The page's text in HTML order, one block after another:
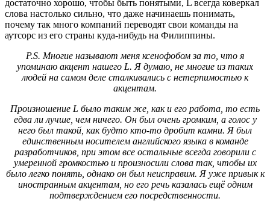
достаточно хорошо, чтобы быть понятыми, L всегда коверкал
слова настолько сильно, что даже начинаешь понимать,
почему так много компаний переводят свои команды на
аутсорс из его страны куда-нибудь на Филиппины.
P.S. Многие называют меня ксенофобом за то, что я
упоминаю акцент нашего L. Я думаю, не многие из таких
людей на самом деле сталкивались с нетерпимостью к
акцентам.
Произношение L было таким же, как и его работа, то есть
едва ли лучше, чем ничего. Он был очень громким, а голос у
него был такой, как будто кто-то дробит камни. Я был
единственным носителем английского языка в команде
разработчиков, при этом все остальные всегда говорили с
умеренной громкостью и произносили слова так, чтобы их
было легко понять, однако он был неисправим. Я уже привык к
иностранным акцентам, но его речь казалась ещё одним
подтверждением его посредственности.